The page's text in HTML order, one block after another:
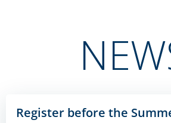
Register before the